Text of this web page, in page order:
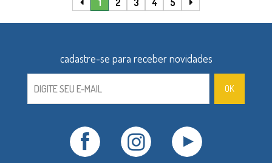
1 2 3 4 5